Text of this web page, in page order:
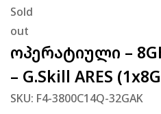
Sold
out
Ოპერატიული –
– G.Skill ARES
SKU: F4-3800C14Q-32GAK